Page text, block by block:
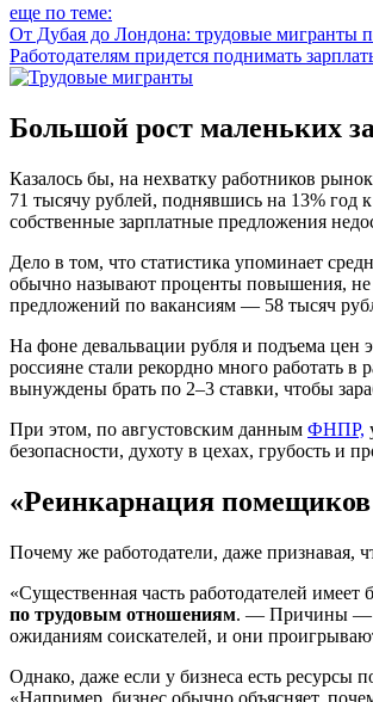
еще по теме:
От Дубая до Лондона: трудовые мигранты
Работодателям придется поднимать
Большой рост маленьких
Казалось бы, на нехватку работников
71 тысячу рублей, поднявшись на 13% год
собственные зарплатные предложения
Дело в том, что статистика упоминает
обычно называют проценты повышения, не
предложений по вакансиям — 58 тысяч
На фоне девальвации рубля и подъема цен
россияне стали рекордно много работать в
вынуждены брать по 2–3 ставки, чтобы
При этом, по августовским данным ФНПР,
безопасности, духоту в цехах, грубость и
«Реинкарнация
Почему же работодатели, даже признавая,
«Существенная часть работодателей
по трудовым отношениям. — Причины —
ожиданиям соискателей, и они
Однако, даже если у бизнеса есть ресурсы
«Например, бизнес обычно объясняет,